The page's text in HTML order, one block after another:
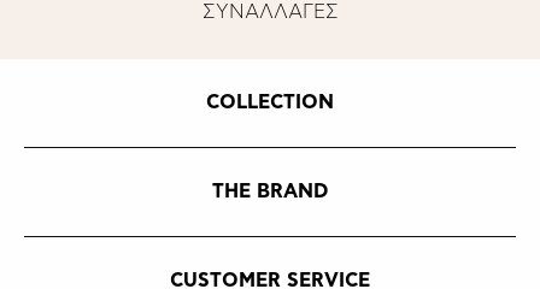
ΣΥΝΑΛΛΑΓΕΣ
COLLECTION
THE BRAND
CUSTOMER SERVICE